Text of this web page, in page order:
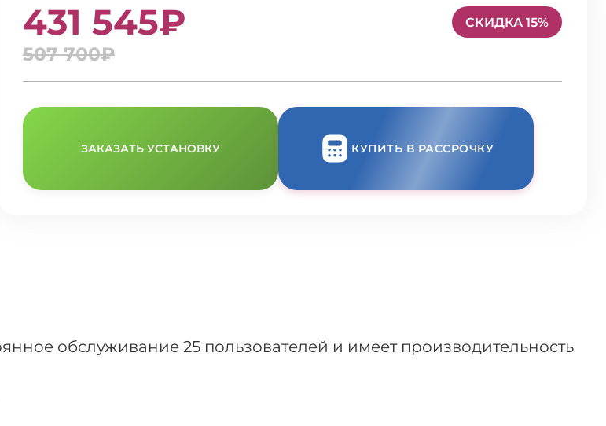
431 545₽
507 700₽
СКИДКА 15%
ЗАКАЗАТЬ УСТАНОВКУ КУПИТЬ В РАССРОЧКУ
обслуживание 25 пользователей и имеет производительность